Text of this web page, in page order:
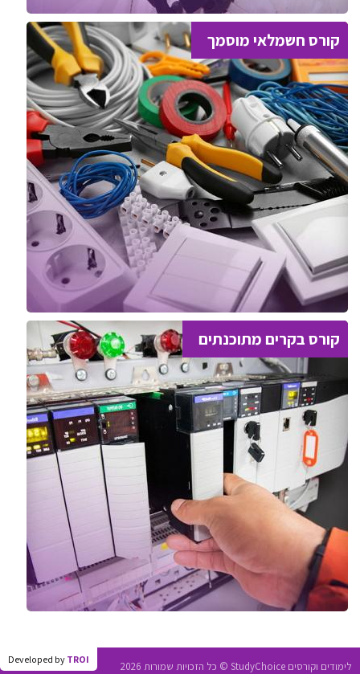
קורס חשמלאי מוסמך
קורס בקרים מתוכנתים
Developed by TROI
לימודים וקורסים StudyChoice © כל הזכויות שמורות 2026